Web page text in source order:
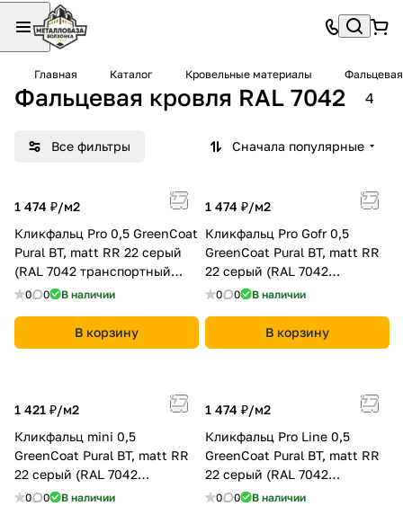
Главная Каталог Кровельные материалы
Фальцевая кровля RAL 7042 4
Все фильтры Сначала популярные
1 474 ₽/м2
Кликфальц Pro 0,5 GreenCoat
Pural BT, matt RR 22 серый
(RAL 7042 транспортный
серый a)
0 0 В наличии
В корзину
1 474 ₽/м2
Кликфальц Pro Gofr 0,5
GreenCoat Pural BT, matt RR
22 серый (RAL 7042
транспортный серый a)
0 0 В наличии
В корзину
1 421 ₽/м2
Кликфальц mini 0,5
GreenCoat Pural BT, matt RR
22 серый (RAL 7042
транспортный серый a)
0 0 В наличии
1 474 ₽/м2
Кликфальц Pro Line 0,5
GreenCoat Pural BT, matt RR
22 серый (RAL 7042
транспортный серый a)
0 0 В наличии